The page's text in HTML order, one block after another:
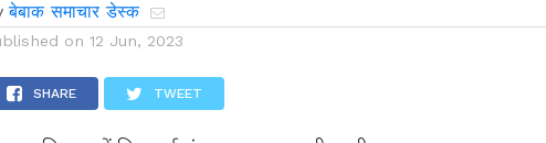
बेबाक समाचार डेस्क
on 12 Jun, 2023
SHARE TWEET